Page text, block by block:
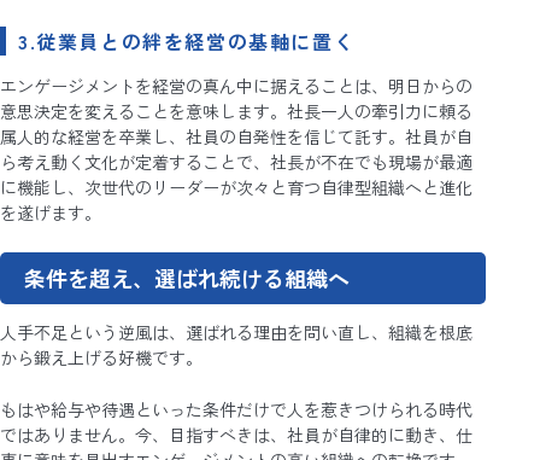
3.従業員との絆を経営の基軸に置く
エンゲージメントを経営の真ん中に据えることは、明日からの
意思決定を変えることを意味します。社長一人の牽引力に頼る
属人的な経営を卒業し、社員の自発性を信じて託す。社員が自
ら考え動く文化が定着することで、社長が不在でも現場が最適
に機能し、次世代のリーダーが次々と育つ自律型組織へと進化
を遂げます。
条件を超え、選ばれ続ける組織へ
人手不足という逆風は、選ばれる理由を問い直し、組織を根底
から鍛え上げる好機です。
もはや給与や待遇といった条件だけで人を惹きつけられる時代
ではありません。今、目指すべきは、社員が自律的に動き、仕